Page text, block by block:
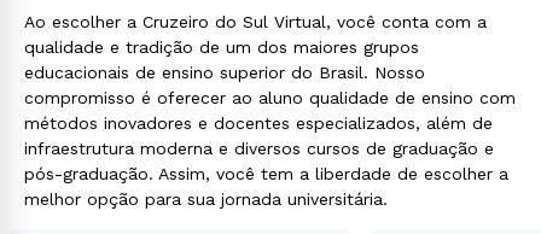
Ao escolher a Cruzeiro do Sul Virtual, você conta com a
qualidade e tradição de um dos maiores grupos
educacionais de ensino superior do Brasil. Nosso
compromisso é oferecer ao aluno qualidade de ensino com
métodos inovadores e docentes especializados, além de
infraestrutura moderna e diversos cursos de graduação e
pós-graduação. Assim, você tem a liberdade de escolher a
melhor opção para sua jornada universitária.
Estou de acordo com a Política de Privacidade.
autorizo que meus dados sejam utilizados para o